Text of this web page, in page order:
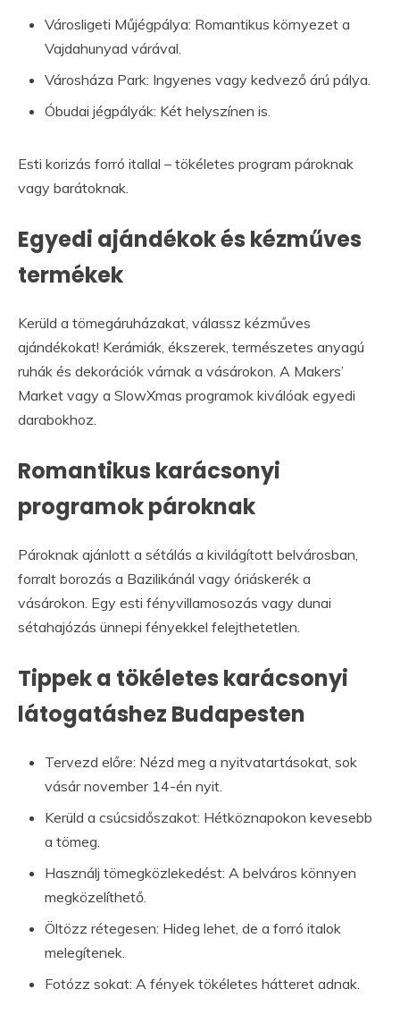
Városligeti Műjégpálya: Romantikus környezet a
Vajdahunyad várával.
Városháza Park: Ingyenes vagy kedvező árú pálya.
Óbudai jégpályák: Két helyszínen is.
Esti korizás forró itallal – tökéletes program pároknak
vagy barátoknak.
Egyedi ajándékok és kézműves
termékek
Kerüld a tömegáruházakat, válassz kézműves
ajándékokat! Kerámiák, ékszerek, természetes anyagú
ruhák és dekorációk várnak a vásárokon. A Makers’
Market vagy a SlowXmas programok kiválóak egyedi
darabokhoz.
Romantikus karácsonyi
programok pároknak
Pároknak ajánlott a sétálás a kivilágított belvárosban,
forralt borozás a Bazilikánál vagy óriáskerék a
vásárokon. Egy esti fényvillamosozás vagy dunai
sétahajózás ünnepi fényekkel felejthetetlen.
Tippek a tökéletes karácsonyi
látogatáshez Budapesten
Tervezd előre: Nézd meg a nyitvatartásokat, sok
vásár november 14-én nyit.
Kerüld a csúcsidőszakot: Hétköznapokon kevesebb
a tömeg.
Használj tömegközlekedést: A belváros könnyen
megközelíthető.
Öltözz rétegesen: Hideg lehet, de a forró italok
melegítenek.
Fotózz sokat: A fények tökéletes hátteret adnak.